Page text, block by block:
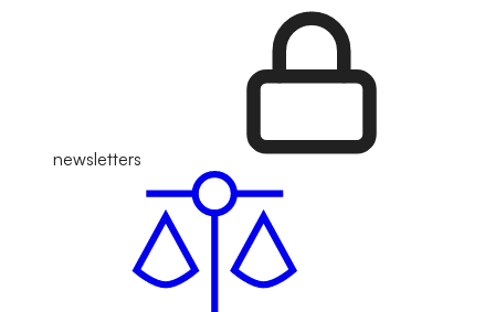
newsletters